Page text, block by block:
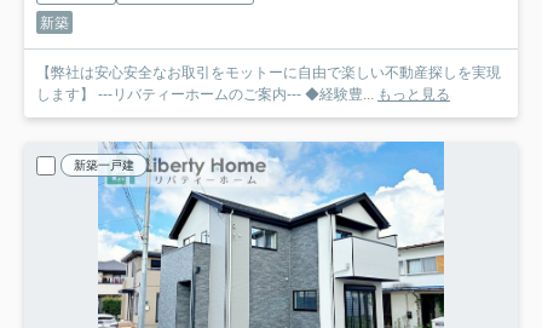
新築
【弊社は安心安全なお取引をモットーに自由で楽しい不動産探しを実現
します】 ---リバティーホームのご案内--- ◆経験豊... もっと見る
新築一戸建